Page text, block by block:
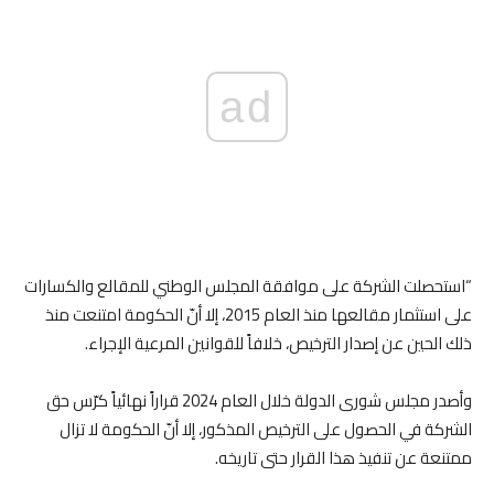
ad
“استحصلت الشركة على موافقة المجلس الوطني للمقالع والكسارات
على استثمار مقالعها منذ العام 2015، إلا أنّ الحكومة امتنعت منذ
ذلك الحين عن إصدار الترخيص، خلافاً للقوانين المرعية الإجراء.
وأصدر مجلس شورى الدولة خلال العام 2024 قراراً نهائياً كرّس حق
الشركة في الحصول على الترخيص المذكور، إلا أنّ الحكومة لا تزال
ممتنعة عن تنفيذ هذا القرار حتى تاريخه.